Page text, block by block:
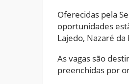
Oferecidas pela
oportunidades
Lajedo, Nazaré da
As vagas são
preenchidas por